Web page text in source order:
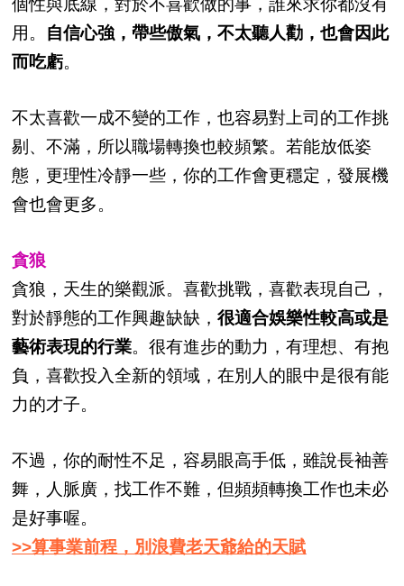
個性與底線，對於不喜歡做的事，誰來求你都沒有
用。 自信心強，帶些傲氣，不太聽人勸，也會因此
而吃虧。
不太喜歡一成不變的工作，也容易對上司的工作挑
剔、不滿，所以職場轉換也較頻繁。若能放低姿
態，更理性冷靜一些，你的工作會更穩定，發展機
會也會更多。
貪狼
貪狼，天生的樂觀派。喜歡挑戰，喜歡表現自己，
對於靜態的工作興趣缺缺，很適合娛樂性較高或是
藝術表現的行業。很有進步的動力，有理想、有抱
負，喜歡投入全新的領域，在別人的眼中是很有能
力的才子。
不過，你的耐性不足，容易眼高手低，雖說長袖善
舞，人脈廣，找工作不難，但頻頻轉換工作也未必
是好事喔。
>>算事業前程，別浪費老天爺給的天賦